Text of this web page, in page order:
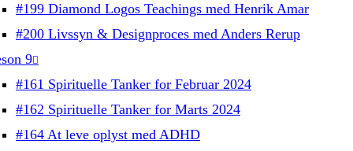
#199 Diamond Logos Teachings med Henrik Amar
#200 Livssyn & Designproces med Anders Rerup
9
#161 Spirituelle Tanker for Februar 2024
#162 Spirituelle Tanker for Marts 2024
#164 At leve oplyst med ADHD